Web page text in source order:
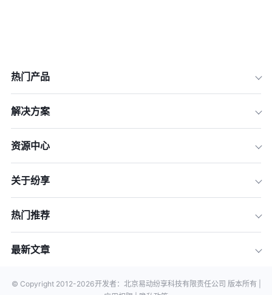
热门产品
解决方案
资源中心
关于纷享
热门推荐
最新文章
© Copyright 2012-2026开发者：北京易动纷享科技有限责任公司 版本所有 |